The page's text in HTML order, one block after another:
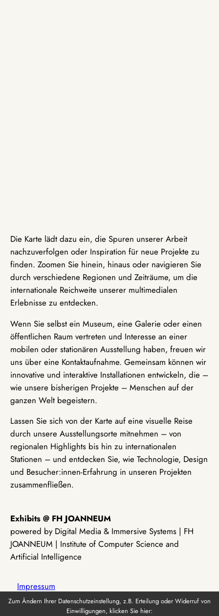
Die Karte lädt dazu ein, die Spuren unserer Arbeit
nachzuverfolgen oder Inspiration für neue Projekte zu
finden. Zoomen Sie hinein, hinaus oder navigieren Sie
durch verschiedene Regionen und Zeiträume, um die
internationale Reichweite unserer multimedialen
Erlebnisse zu entdecken.
Wenn Sie selbst ein Museum, eine Galerie oder einen
öffentlichen Raum vertreten und Interesse an einer
mobilen oder stationären Ausstellung haben, freuen wir
uns über eine Kontaktaufnahme. Gemeinsam können wir
innovative und interaktive Installationen entwickeln, die –
wie unsere bisherigen Projekte – Menschen auf der
ganzen Welt begeistern.
Lassen Sie sich von der Karte auf eine visuelle Reise
durch unsere Ausstellungsorte mitnehmen – von
regionalen Highlights bis hin zu internationalen
Stationen – und entdecken Sie, wie Technologie, Design
und Besucher:innen-Erfahrung in unseren Projekten
zusammenfließen.
Exhibits @ FH JOANNEUM
powered by Digital Media & Immersive Systems | FH
JOANNEUM | Institute of Computer Science and
Artificial Intelligence
Impressum
Zum Ändern Ihrer Datenschutzeinstellung, z.B. Erteilung oder Widerruf von
Einwilligungen, klicken Sie hier: